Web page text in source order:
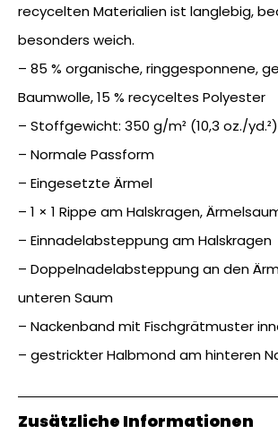
recycelten Materialien ist langlebig,
besonders weich.
– 85 % organische, ringgesponnene,
Baumwolle, 15 % recyceltes Polyester
– Stoffgewicht: 350 g/m² (10,3 oz./yd.²)
– Normale Passform
– Eingesetzte Ärmel
– 1 × 1 Rippe am Halskragen,
– Einnadelabsteppung am Halskragen
– Doppelnadelabsteppung an den
unteren Saum
– Nackenband mit Fischgrätmuster
– gestrickter Halbmond am hinteren
Zusätzliche Informationen